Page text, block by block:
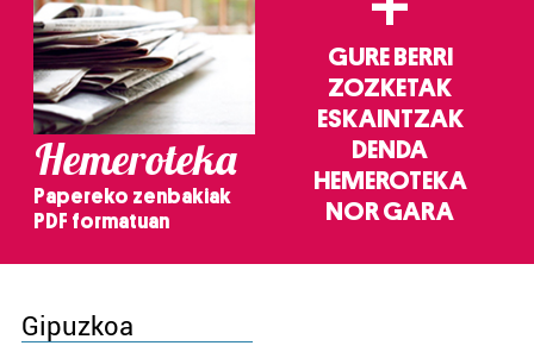
Hemeroteka
Papereko zenbakiak
PDF formatuan
GURE BERRI
ZOZKETAK
ESKAINTZAK
DENDA
HEMEROTEKA
NOR GARA
Gipuzkoa